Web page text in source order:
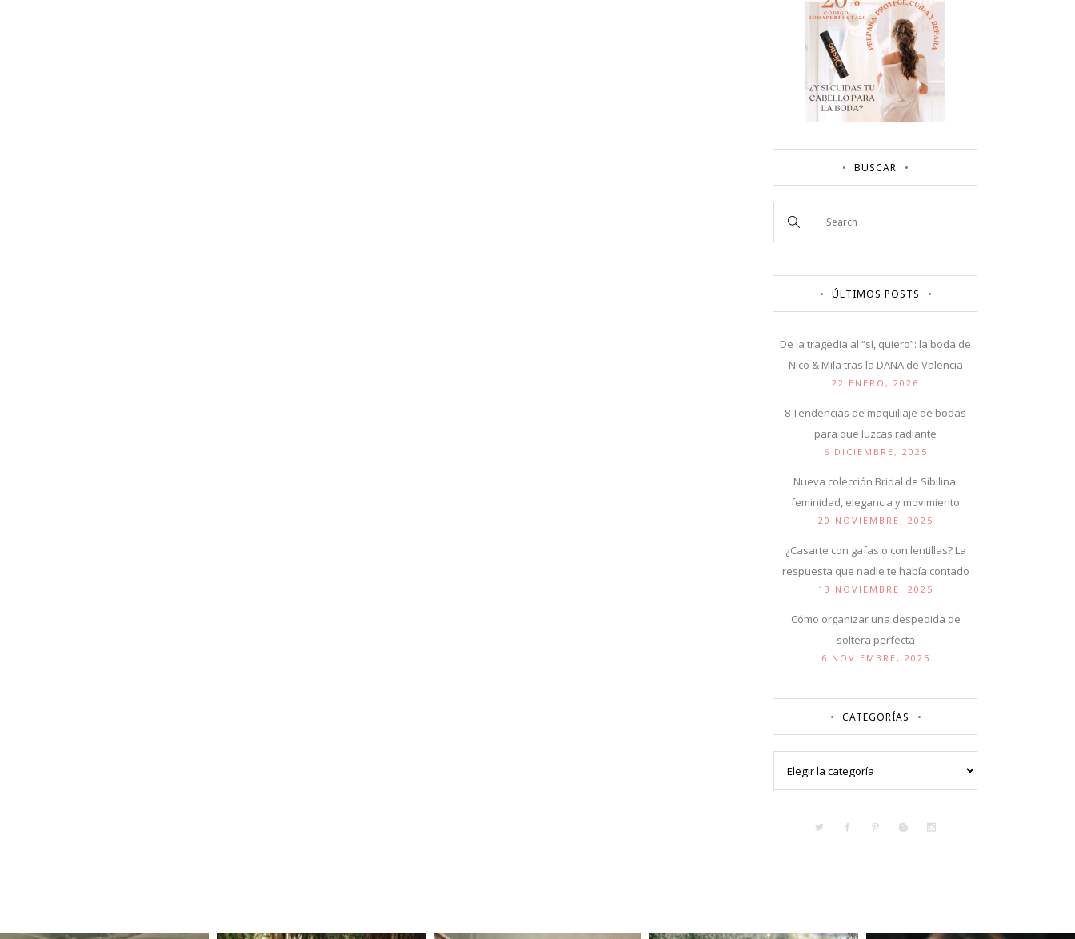
BUSCAR
ÚLTIMOS POSTS
De la tragedia al “sí, quiero”: la boda de
Nico & Mila tras la DANA de Valencia
22 ENERO, 2026
8 Tendencias de maquillaje de bodas
para que luzcas radiante
6 DICIEMBRE, 2025
Nueva colección Bridal de Sibilina:
feminidad, elegancia y movimiento
20 NOVIEMBRE, 2025
¿Casarte con gafas o con lentillas? La
respuesta que nadie te había contado
13 NOVIEMBRE, 2025
Cómo organizar una despedida de
soltera perfecta
6 NOVIEMBRE, 2025
CATEGORÍAS